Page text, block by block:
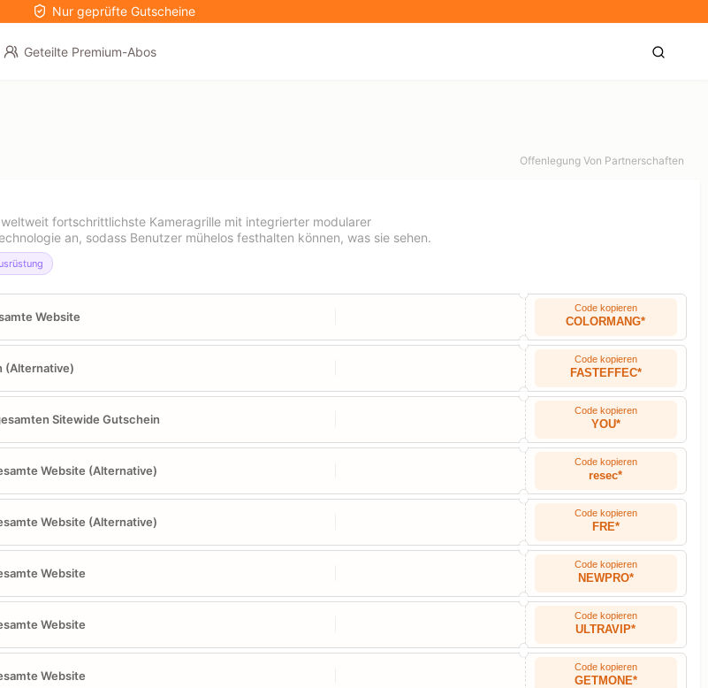
Nur geprüfte Gutscheine
Geteilte Premium-Abos
Offenlegung Von Partnerschaften
fortschrittlichste Kameragrille mit integrierter modularer
an, sodass Benutzer mühelos festhalten können, was sie sehen.
Website
Code kopieren
COLORMANG*
(Alternative)
Code kopieren
FASTEFFEC*
Sitewide Gutschein
Code kopieren
YOU*
Website (Alternative)
Code kopieren
resec*
Website (Alternative)
Code kopieren
FRE*
Website
Code kopieren
NEWPRO*
Website
Code kopieren
ULTRAVIP*
Website
Code kopieren
GETMONE*